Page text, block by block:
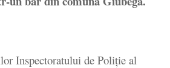
Inspectoratului de Poliţie al